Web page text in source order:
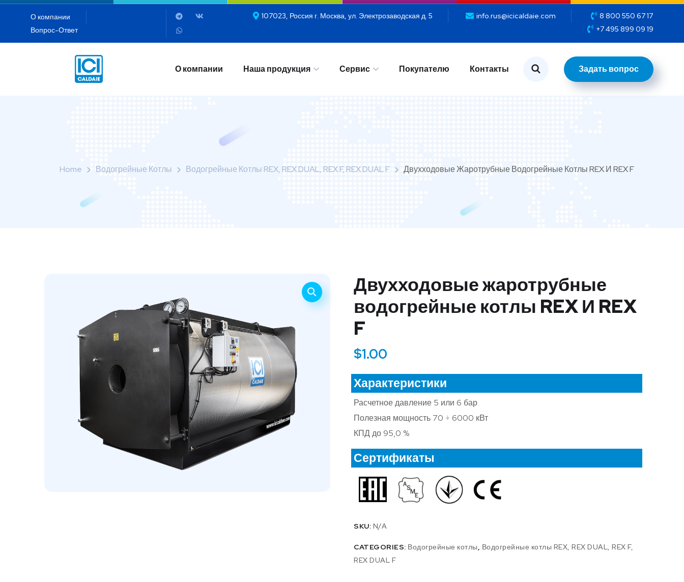
О компании
Вопрос-Ответ
107023, Россия г. Москва, ул. Электрозаводская д. 5 info.rus@icicaldaie.com
8 800 550 67 17
+7 495 899 09 19
О компании Наша продукция Сервис Покупателю Контакты Задать вопрос
Home Водогрейные Котлы Водогрейные Котлы REX, REX DUAL, REX F, REX DUAL F Двухходовые Жаротрубные Водогрейные Котлы REX И REX F
Двухходовые жаротрубные
водогрейные котлы REX И REX
F
$1.00
Характеристики
Расчетное давление 5 или 6 бар
Полезная мощность 70 ÷ 6000 кВт
КПД до 95,0 %
Сертификаты
SKU: N/A
CATEGORIES: Водогрейные котлы
Водогрейные котлы REX, REX DUAL, REX F,
REX DUAL F